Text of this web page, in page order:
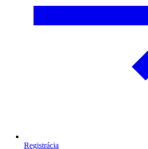
Registrácia